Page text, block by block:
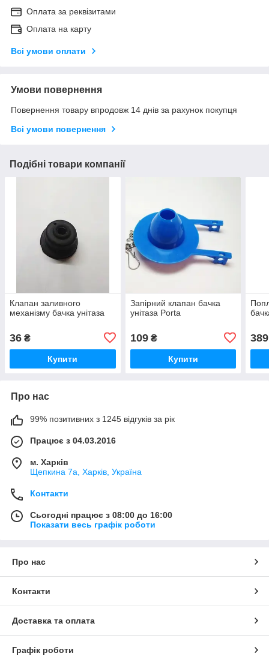
Оплата за реквізитами
Оплата на карту
Всі умови оплати
Умови повернення
Повернення товару впродовж 14 днів за рахунок покупця
Всі умови повернення
Подібні товари компанії
Клапан заливного
механізму бачка унітаза
36 ₴
Купити
Запірний клапан бачка
унітаза Porta
109₴
Купити
389
Про нас
99% позитивних з 1245 відгуків за рік
Працює з 04.03.2016
м. Харків
Щепкина 7а, Харків, Україна
Контакти
Сьогодні працює з 08:00 до 16:00
Показати весь графік роботи
Про нас
Контакти
Доставка та оплата
Графік роботи